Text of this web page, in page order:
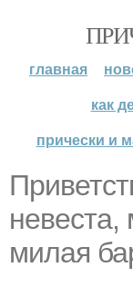
главная
как
прически и
милая